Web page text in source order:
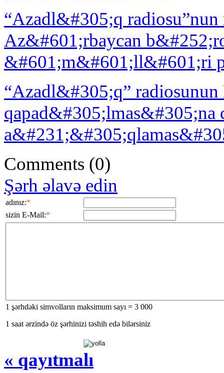
“Azadl&#305;q
Az&#601;rbaycan
&#601;m&#601;ll&#601;ri
“Azadl&#305;q”
Comments (0)
Şərh əlavə edin
adınız:*
sizin E-Mail:*
1 şərhdəki simvolların maksimum sayı = 3 000
1 saat ərzində öz şərhinizi təshih edə bilərsiniz
« qayıtmalı